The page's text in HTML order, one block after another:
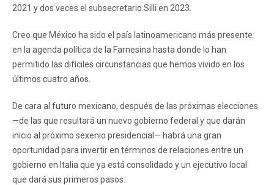
2021 y dos veces el subsecretario Silli en 2023.
Creo que México ha sido el país latinoamericano más presente
en la agenda política de la Farnesina hasta donde lo han
permitido las difíciles circunstancias que hemos vivido en los
últimos cuatro años.
De cara al futuro mexicano, después de las próximas elecciones
—de las que resultará un nuevo gobierno federal y que darán
inicio al próximo sexenio presidencial— habrá una gran
oportunidad para invertir en términos de relaciones entre un
gobierno en Italia que ya está consolidado y un ejecutivo local
que dará sus primeros pasos.